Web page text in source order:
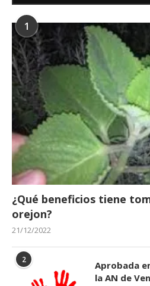
1
¿Qué beneficios tiene
orejon?
21/12/2022
2
Aprobada
la AN de